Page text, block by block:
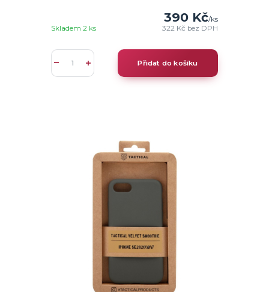
390 Kč/ks
322 Kč bez DPH
Skladem 2 ks
Přidat do košíku